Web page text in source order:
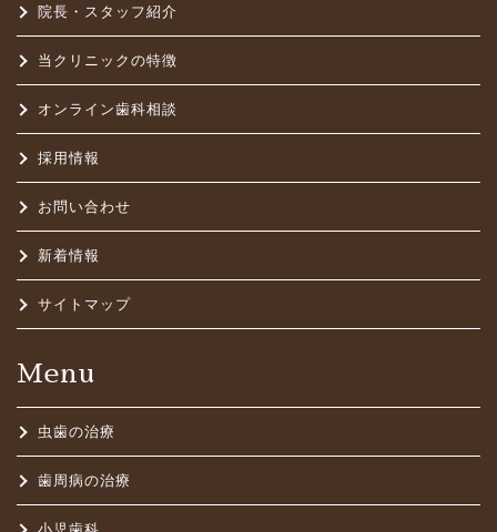
院長・スタッフ紹介
当クリニックの特徴
オンライン歯科相談
採用情報
お問い合わせ
新着情報
サイトマップ
Menu
虫歯の治療
歯周病の治療